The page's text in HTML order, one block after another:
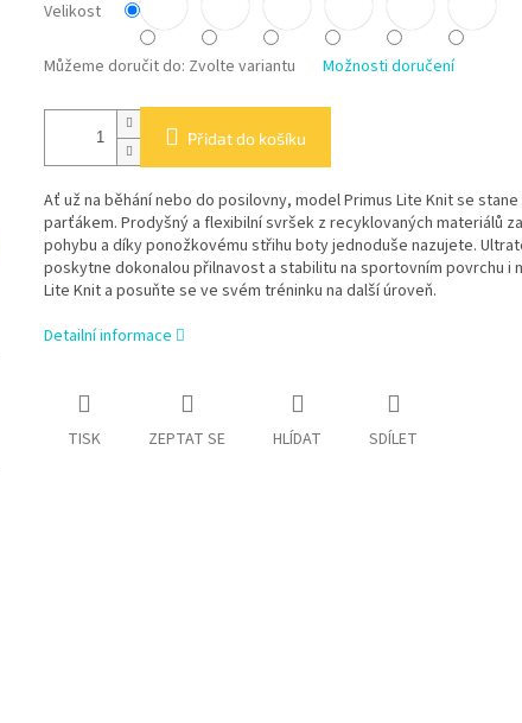
Velikost
Můžeme doručit do: Zvolte variantu Možnosti doručení
Přidat do košíku
Ať už na běhání nebo do posilovny, model Primus Lite Knit se
parťákem. Prodyšný a flexibilní svršek z recyklovaných materiálů
pohybu a díky ponožkovému střihu boty jednoduše nazujete.
poskytne dokonalou přilnavost a stabilitu na sportovním povrchu i
Lite Knit a posuňte se ve svém tréninku na další úroveň.
Detailní informace
TISK ZEPTAT SE HLÍDAT SDÍLET